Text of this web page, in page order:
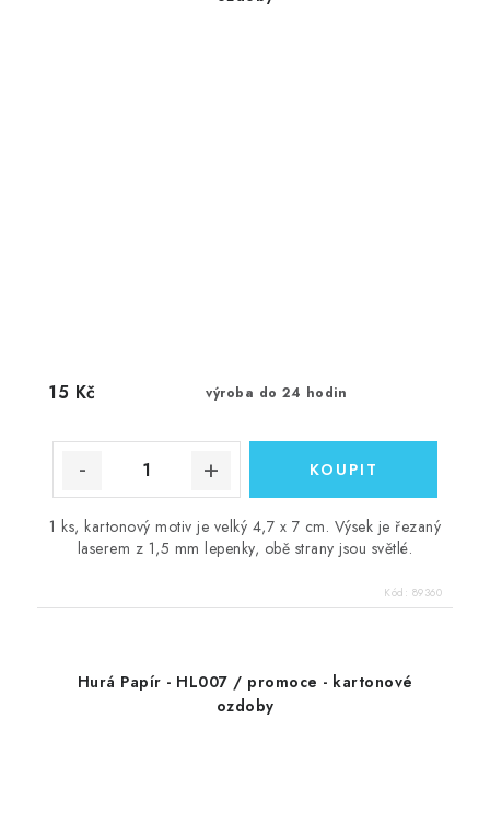
výroba do 24 hodin
15 Kč
1 ks, kartonový motiv je velký 4,7 x 7 cm. Výsek je řezaný
laserem z 1,5 mm lepenky, obě strany jsou světlé.
Kód: 89360
Hurá Papír - HL007 / promoce - kartonové
ozdoby